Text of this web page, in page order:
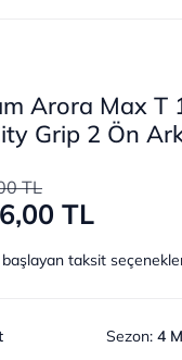
Arora Max T
Grip 2 Ön
TL
TL
taksit
Sezon: 4